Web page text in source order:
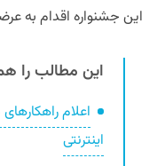
این جشنواره اقدام به
این مطالب را
اعلام
اینترنتی